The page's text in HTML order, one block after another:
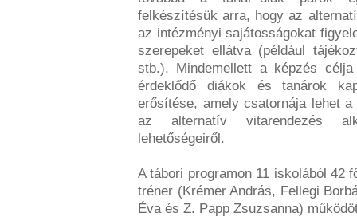
felkészítésük arra, hogy az
az intézményi sajátosságokat
szerepeket ellátva (például
stb.). Mindemellett a képzés
érdeklődő diákok és tanárok
erősítése, amely csatornája lehet
az alternatív vitarendezés
lehetőségeiről.
A tábori programon 11 iskolából 42
tréner (Krémer András, Fellegi
Éva és Z. Papp Zsuzsanna)